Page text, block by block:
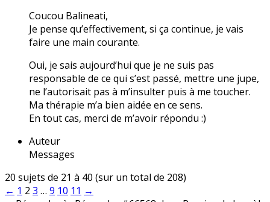
Coucou Balineati,
Je pense qu’effectivement, si ça continue, je vais
faire une main courante.
Oui, je sais aujourd’hui que je ne suis pas
responsable de ce qui s’est passé, mettre une jupe,
ne l’autorisait pas à m’insulter puis à me toucher.
Ma thérapie m’a bien aidée en ce sens.
En tout cas, merci de m’avoir répondu :)
Auteur
Messages
20 sujets de 21 à 40 (sur un total de 208)
← 1 2 3 … 9 10 11 →